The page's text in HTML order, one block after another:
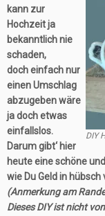
DIY
kann zur
Hochzeit ja
bekanntlich nie
schaden,
doch einfach nur
einen Umschlag
abzugeben wäre
ja doch etwas
einfallslos.
Darum gibt‘ hier
heute eine schöne
wie Du Geld in
(Anmerkung am
Dieses DIY ist nicht